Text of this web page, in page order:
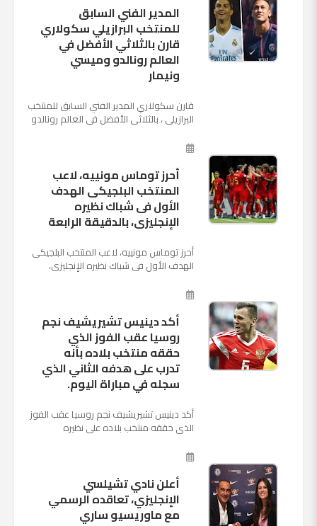
المدير الفني السابق
للمنتخب البرازيلي سكولاري
قارن بالثلاثي الأفضل في
العالم رونالدو وميسي
ونيمار
قارن سكولاري المدير الفني السابق للمنتخب
البرازيلي ، بالثلاثي الأفضل في العالم رونالدو
نجم ...
أحرز توماس مونييه، لاعب
المنتخب البلجيكى الهدف
الأول فى شباك نظيره
الإنجليزى، بالدقيقة الرابعة
أحرز توماس مونييه، لاعب المنتخب البلجيكى
الهدف الأول فى شباك نظيره الإنجليزى،
بينهما حاليا على م...
أكد دينيس تشيريشيف نجم
روسيا عقب الفوز الذي
حققه منتخب بلاده بأنه
تدرب على هدفه الثاني الذي
سجله في مباراة اليوم.
أكد دينيس تشيريشيف نجم روسيا عقب الفوز
الذي حققه منتخب بلاده على نظيره
كأس العالم بأنه تدرب على هد...
أعلن نادي تشيلسي
الإنجليزي، تعاقده الرسمي
مع ماوريسيو ساري